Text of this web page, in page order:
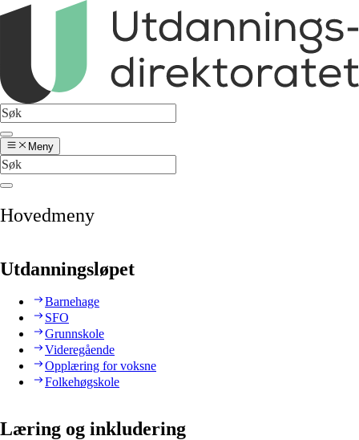
Meny
Hovedmeny
Utdanningsløpet
Barnehage
SFO
Grunnskole
Videregående
Opplæring for voksne
Folkehøgskole
Læring og inkludering